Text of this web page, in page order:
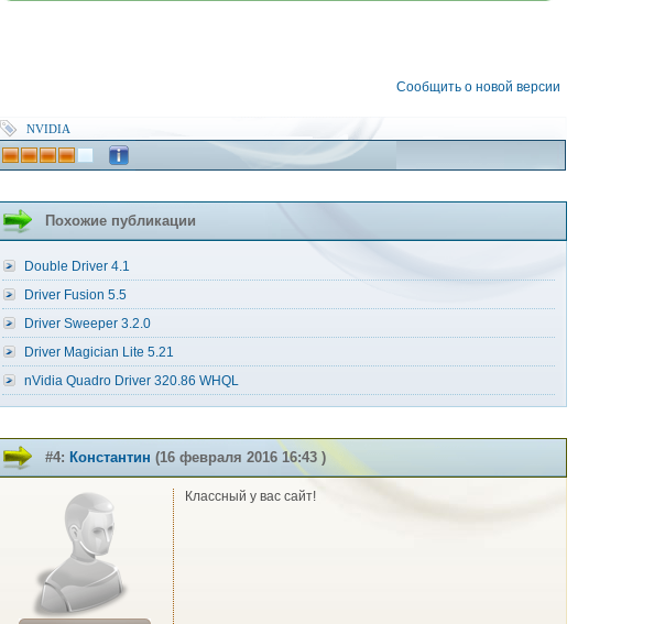
Сообщить о новой версии
NVIDIA
Похожие публикации
Double Driver 4.1
Driver Fusion 5.5
Driver Sweeper 3.2.0
Driver Magician Lite 5.21
nVidia Quadro Driver 320.86 WHQL
#4: Константин (16 февраля 2016 16:43 )
Классный у вас сайт!